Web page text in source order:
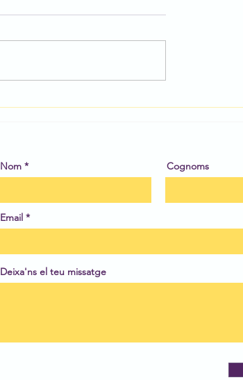
Nom Cognoms
Email
Deixa'ns el teu missatge